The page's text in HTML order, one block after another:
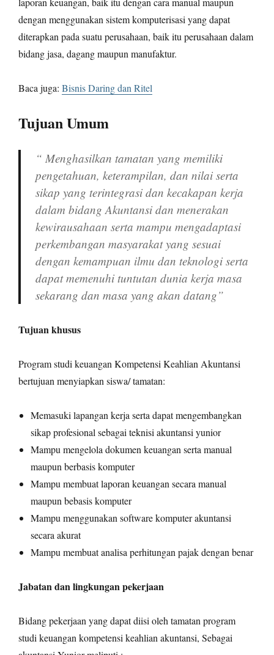
dengan menggunakan sistem komputerisasi yang dapat
diterapkan pada suatu perusahaan, baik itu perusahaan dalam
bidang jasa, dagang maupun manufaktur.
Baca juga: Bisnis Daring dan Ritel
Tujuan Umum
“ Menghasilkan tamatan yang memiliki
pengetahuan, keterampilan, dan nilai serta
sikap yang terintegrasi dan kecakapan kerja
dalam bidang Akuntansi dan menerakan
kewirausahaan serta mampu mengadaptasi
perkembangan masyarakat yang sesuai
dengan kemampuan ilmu dan teknologi serta
dapat memenuhi tuntutan dunia kerja masa
sekarang dan masa yang akan datang”
Tujuan khusus
Program studi keuangan Kompetensi Keahlian Akuntansi
bertujuan menyiapkan siswa/ tamatan:
Memasuki lapangan kerja serta dapat mengembangkan
sikap profesional sebagai teknisi akuntansi yunior
Mampu mengelola dokumen keuangan serta manual
maupun berbasis komputer
Mampu membuat laporan keuangan secara manual
maupun bebasis komputer
Mampu menggunakan software komputer akuntansi
secara akurat
Mampu membuat analisa perhitungan pajak dengan benar
Jabatan dan lingkungan pekerjaan
Bidang pekerjaan yang dapat diisi oleh tamatan program
studi keuangan kompetensi keahlian akuntansi, Sebagai